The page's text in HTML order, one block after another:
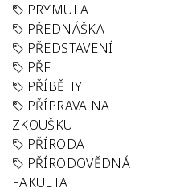
PRYMULA
PŘEDNÁŠKA
PŘEDSTAVENÍ
PŘF
PŘÍBĚHY
PŘÍPRAVA NA
ZKOUŠKU
PŘÍRODA
PŘÍRODOVĚDNÁ
FAKULTA